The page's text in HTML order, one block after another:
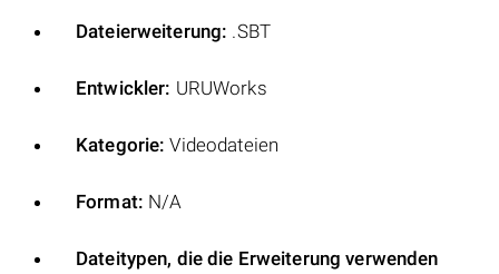
Dateierweiterung: .SBT
Entwickler: URUWorks
Kategorie: Videodateien
Format: N/A
Dateitypen, die die Erweiterung verwenden